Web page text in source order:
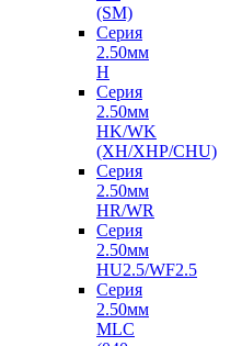
(SM)
Серия
2.50мм
H
Серия
2.50мм
HK/WK
(XH/XHP/CHU)
Серия
2.50мм
HR/WR
Серия
2.50мм
HU2.5/WF2.5
Серия
2.50мм
MLC